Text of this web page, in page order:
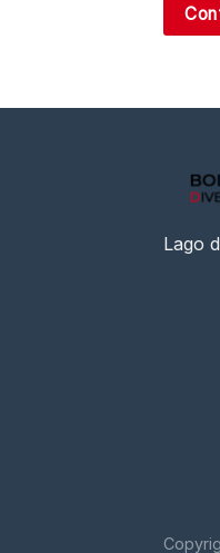
Lago